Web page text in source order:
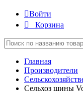
Войти
Корзина
Главная
Производители
Сельхоз шины